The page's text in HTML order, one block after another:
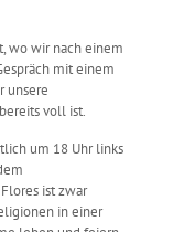
wo wir nach einem
mit einem
unsere
voll ist.
um 18 Uhr links
ist zwar
in einer